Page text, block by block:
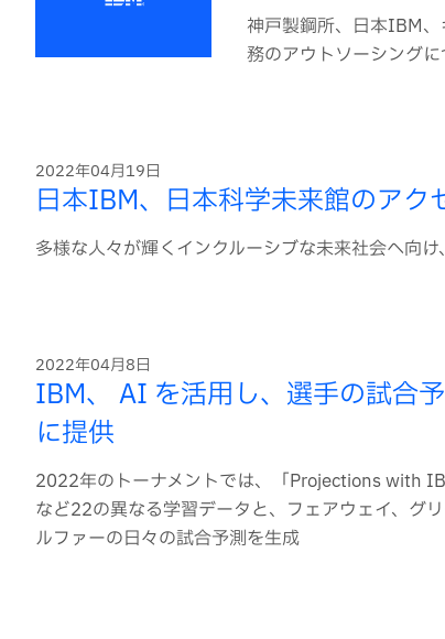
神戸製鋼所、日本IBM
務のアウトソーシング
2022年04月19日
日本IBM、日本科学未来館のア
多様な人々が輝くインクルーシブな未来社会へ向
2022年04月8日
IBM、 AI を活用し、選手の試合
に提供
2022年のトーナメントでは、「Projections with
など22の異なる学習データと、フェアウェイ、グ
ルファーの日々の試合予測を生成